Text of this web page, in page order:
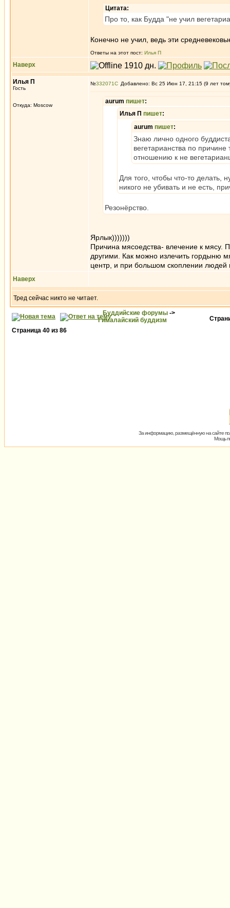
Цитата:
Про то, как Будда "не учил
Конечно не учил, ведь эти
Ответы на этот пост: Илья П
Наверх
Илья П
Гость
Откуда: Moscow
№332071 Добавлено: Вс 25 Июн 17, 21:15 (9 лет
aurum пишет:
Илья П пишет:
aurum пишет:
Знаю лично одного
вегетарианства по
отношению к не
Для того, чтобы что-то делать,
никого не убивать и не есть,
Резонёрство.
Ярлык)))))))
Причина мясоедства- влечение к мясу.
другими. Как можно излечить гордыню
центр, и при большом скоплении людей
Наверх
Тред сейчас никто не читает.
Буддийские форумы ->
Гималайский буддизм
Страница 40 из 86
За информацию, размещённую на сайте
Мощь